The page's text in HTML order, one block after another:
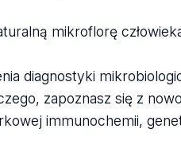
mikroflorę
diagnostyki
zapoznasz się z
immunochemii,